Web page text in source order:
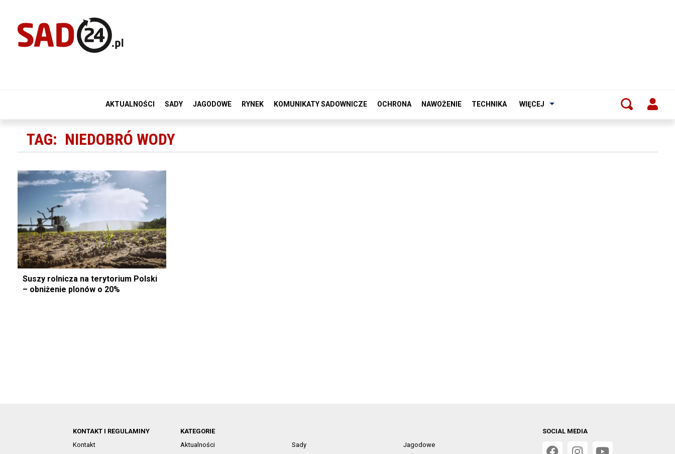
AKTUALNOŚCI SADY JAGODOWE RYNEK KOMUNIKATY SADOWNICZE OCHRONA NAWOŻENIE TECHNIKA WIĘCEJ
TAG: NIEDOBRÓ WODY
Suszy rolnicza na terytorium Polski
– obniżenie plonów o 20%
KONTAKT I REGULAMINY
Kontakt
KATEGORIE
Aktualności
Sady
Jagodowe
SOCIAL MEDIA